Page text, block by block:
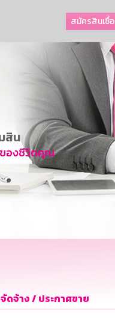
สมัครสินเชื่อ
กอบรายย่อย
ที่ยั่งยืน
การเงิน
สิน
องชีวิตคุณ
ดจ้าง / ประกาศขาย